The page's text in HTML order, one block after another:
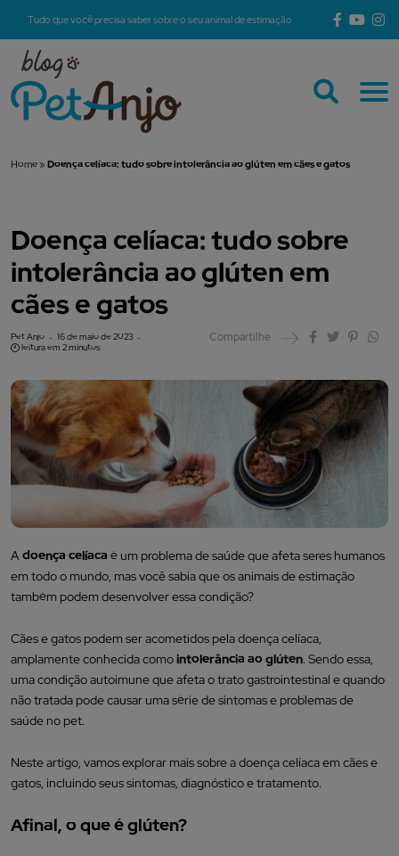
Tudo que você precisa saber sobre o seu animal de estimação
Home » Doença celíaca: tudo sobre intolerância ao glúten em cães e gatos
Doença celíaca: tudo sobre
intolerância ao glúten em
cães e gatos
Pet Anjo
16 de maio de 2023
leitura em 2 minutos
Compartilhe
Adoença celíaca é um problema de saúde que afeta seres humanos
em todo o mundo, mas você sabia que os animais de estimação
também podem desenvolver essa condição?
Cães e gatos podem ser acometidos pela doença celíaca,
amplamente conhecida comointolerância ao glúten. Sendo essa,
uma condição autoimune que afeta o trato gastrointestinal e quando
não tratada pode causar uma série de sintomas e problemas de
saúde no pet.
Neste artigo, vamos explorar mais sobre a doença celíaca em cães e
gatos, incluindo seus sintomas, diagnóstico e tratamento.
Afinal, o que é glúten?